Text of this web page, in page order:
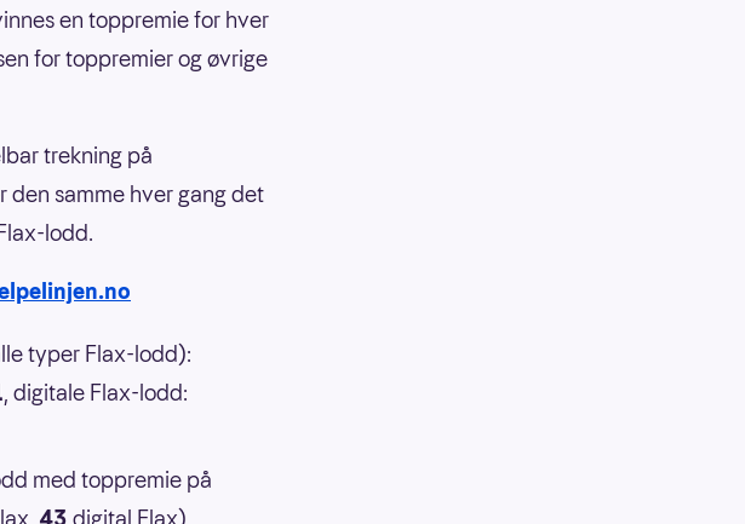
en toppremie for hver
for toppremier og øvrige
trekning på
samme hver gang det
lodd.
typer Flax-lodd):
, digitale Flax-lodd:
med toppremie på